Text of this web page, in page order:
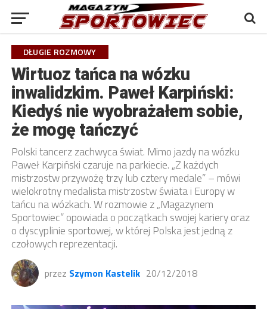
DŁUGIE ROZMOWY
Wirtuoz tańca na wózku
inwalidzkim. Paweł Karpiński:
Kiedyś nie wyobrażałem sobie,
że mogę tańczyć
Polski tancerz zachwyca świat. Mimo jazdy na wózku
Paweł Karpiński czaruje na parkiecie. „Z każdych
mistrzostw przywożę trzy lub cztery medale” – mówi
wielokrotny medalista mistrzostw świata i Europy w
tańcu na wózkach. W rozmowie z „Magazynem
Sportowiec” opowiada o początkach swojej kariery oraz
o dyscyplinie sportowej, w której Polska jest jedną z
czołowych reprezentacji.
przez Szymon Kastelik 20/12/2018